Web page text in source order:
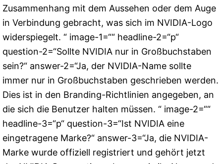
Zusammenhang mit dem Aussehen oder dem Auge
in Verbindung gebracht, was sich im NVIDIA-Logo
widerspiegelt. “ image-1=““ headline-2=“p“
question-2=“Sollte NVIDIA nur in Großbuchstaben
sein?“ answer-2=“Ja, der NVIDIA-Name sollte
immer nur in Großbuchstaben geschrieben werden.
Dies ist in den Branding-Richtlinien angegeben, an
die sich die Benutzer halten müssen. “ image-2=““
headline-3=“p“ question-3=“Ist NVIDIA eine
eingetragene Marke?“ answer-3=“Ja, die NVIDIA-
Marke wurde offiziell registriert und gehört jetzt